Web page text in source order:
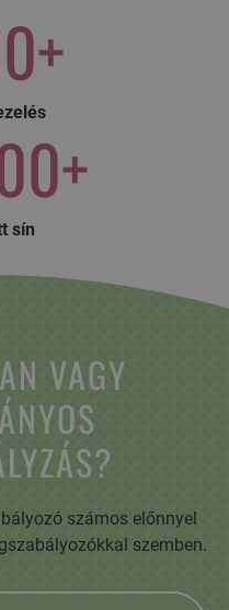
sín
VAGY
számos előnnyel
szemben.